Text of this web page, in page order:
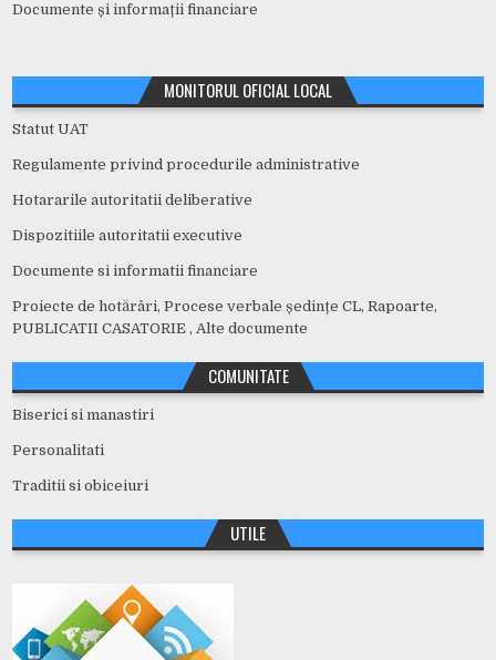
Documente și informații financiare
MONITORUL OFICIAL LOCAL
Statut UAT
Regulamente privind procedurile administrative
Hotararile autoritatii deliberative
Dispozitiile autoritatii executive
Documente si informatii financiare
Proiecte de hotărâri, Procese verbale ședințe CL, Rapoarte,
PUBLICATII CASATORIE , Alte documente
COMUNITATE
Biserici si manastiri
Personalitati
Traditii si obiceiuri
UTILE